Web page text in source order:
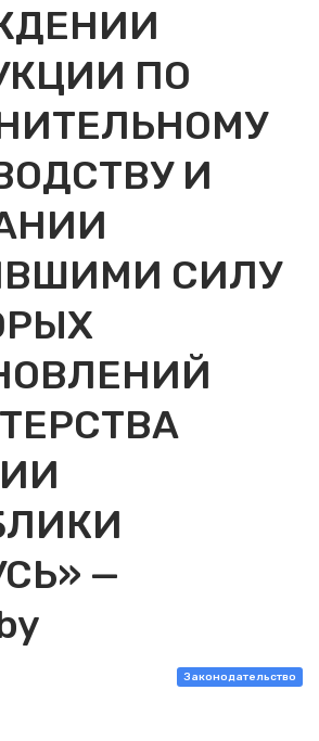
ПО
И
СИЛУ
—
Законодательство